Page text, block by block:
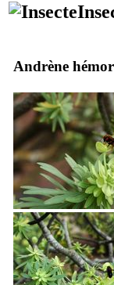
Andrène